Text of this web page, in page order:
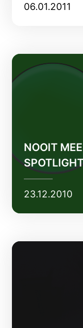
06.01.2011
NOOIT
23.12.2010